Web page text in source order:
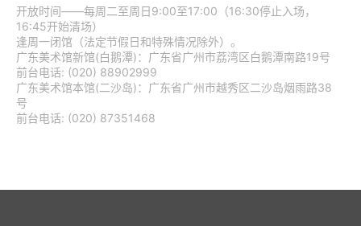
开放时间——每周二至周日9:00至17:00（16:30停止入场，
16:45开始清场）
逢周一闭馆（法定节假日和特殊情况除外）。
广东美术馆新馆(白鹅潭)：广东省广州市荔湾区白鹅潭南路19号
前台电话: (020) 88902999
广东美术馆本馆(二沙岛)：广东省广州市越秀区二沙岛烟雨路38
号
前台电话: (020) 87351468